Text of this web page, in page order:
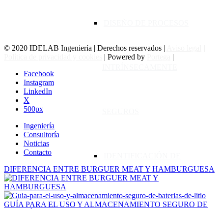
PELIGROS
© 2020 IDELAB Ingeniería | Derechos reservados |
|
| Powered by
|
Facebook
Instagram
LinkedIn
X
500px
Ingeniería
Consultoría
Noticias
Contacto
DIFERENCIA ENTRE BURGUER MEAT Y HAMBURGUESA
GUÍA PARA EL USO Y ALMACENAMIENTO SEGURO DE